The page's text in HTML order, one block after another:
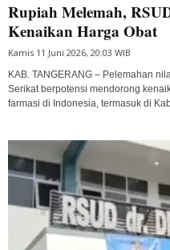
Rupiah Melemah,
Kenaikan Harga Obat
Kamis 11 Juni 2026, 20:03 WIB
KAB. TANGERANG – Pelemahan
Serikat berpotensi mendorong
farmasi di Indonesia, termasuk di